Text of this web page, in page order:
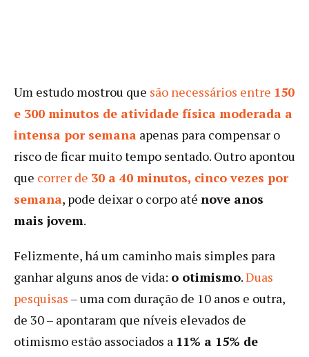
Um estudo mostrou que são necessários entre 150
e 300 minutos de atividade física moderada a
intensa por semana apenas para compensar o
risco de ficar muito tempo sentado. Outro apontou
que correr de 30 a 40 minutos, cinco vezes por
semana, pode deixar o corpo até nove anos
mais jovem.
Felizmente, há um caminho mais simples para
ganhar alguns anos de vida: o otimismo.Duas
pesquisas – uma com duração de 10 anos e outra,
de 30 – apontaram que níveis elevados de
otimismo estão associados a 11% a 15% de